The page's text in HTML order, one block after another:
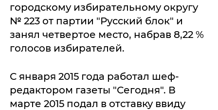
городскому избирательному округу
№ 223 от партии "Русский блок" и
занял четвертое место, набрав 8,22 %
голосов избирателей.
С января 2015 года работал шеф-
редактором газеты "Сегодня". В
марте 2015 подал в отставку ввиду